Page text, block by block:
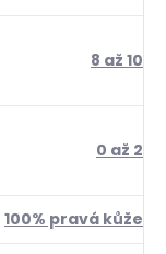
8 až 10
0 až 2
100% pravá kůže